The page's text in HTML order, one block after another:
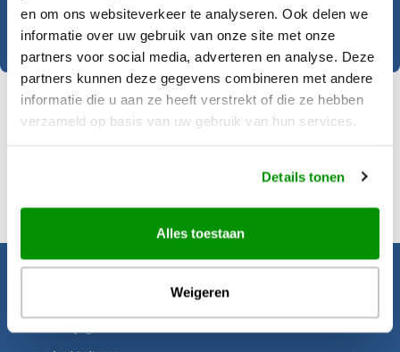
en om ons websiteverkeer te analyseren. Ook delen we
informatie over uw gebruik van onze site met onze
partners voor social media, adverteren en analyse. Deze
partners kunnen deze gegevens combineren met andere
informatie die u aan ze heeft verstrekt of die ze hebben
verzameld op basis van uw gebruik van hun services.
Details tonen
Alles toestaan
Weigeren
Plan een persoonlijk advies
Pacific Island Travel